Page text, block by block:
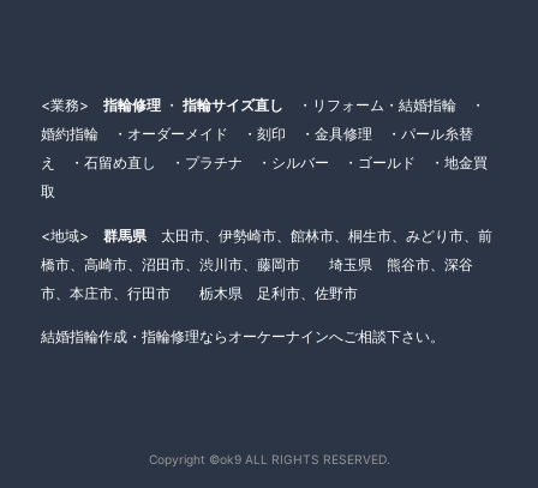
<業務> 指輪修理・ 指輪サイズ直し ・リフォーム・結婚指輪 ・
婚約指輪 ・オーダーメイド ・刻印 ・金具修理 ・パール糸替
え ・石留め直し ・プラチナ ・シルバー ・ゴールド ・地金買
取
<地域> 群馬県太田市、伊勢崎市、館林市、桐生市、みどり市、前
橋市、高崎市、沼田市、渋川市、藤岡市 埼玉県 熊谷市、深谷
市、本庄市、行田市 栃木県 足利市、佐野市
結婚指輪作成・指輪修理ならオーケーナインへご相談下さい。
Copyright ©ok9 ALL RIGHTS RESERVED.